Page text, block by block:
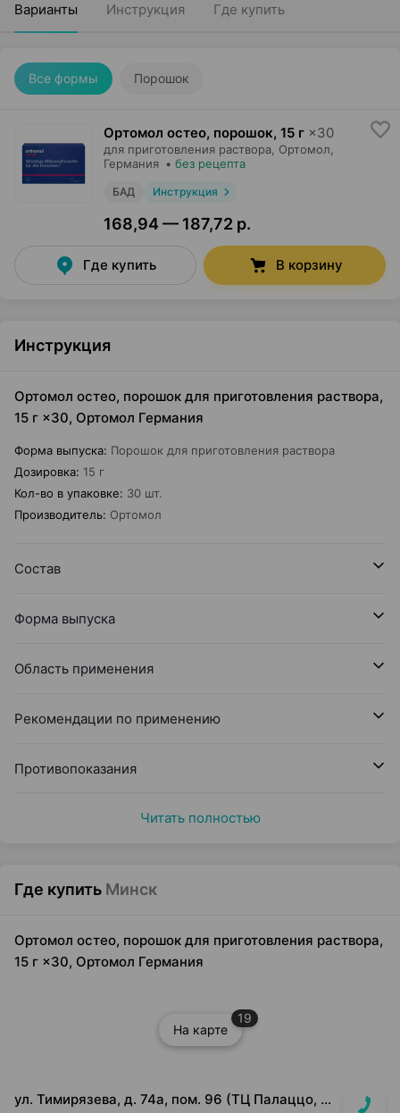
Варианты Инструкция Где купить
Все формы Порошок
Ортомол остео, порошок, 15 г ×30
для приготовления раствора, Ортомол
Германия • без рецепта
БАД Инструкция
168,94 — 187,72 р.
Где купить В корзину
Инструкция
Ортомол остео, порошок для приготовления раствора,
15 г ×30, Ортомол Германия
Форма выпуска: Порошок для приготовления раствора
Дозировка: 15 г
Кол-во в упаковке: 30 шт.
Производитель: Ортомол
Состав
Форма выпуска
Область применения
Рекомендации по применению
Противопоказания
Читать полностью
Где купить Минск
Ортомол остео, порошок для приготовления раствора,
15 г ×30, Ортомол Германия
На карте
19
ул. Тимирязева, д. 74а, пом. 96 (ТЦ Палаццо, 1 этаж, главный вход)